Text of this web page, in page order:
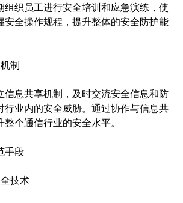
组织员工进行安全培训和应急演练，使
安全操作规程，提升整体的安全防护能
制
信息共享机制，及时交流安全信息和防
行业内的安全威胁。通过协作与信息共
个通信行业的安全水平。
手段
技术